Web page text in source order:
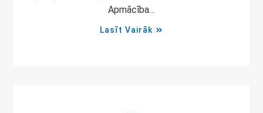
Apmācība…
Lasīt Vairāk